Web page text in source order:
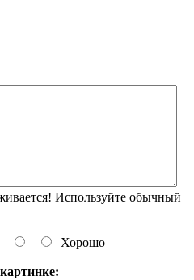
Используйте обычный
Хорошо